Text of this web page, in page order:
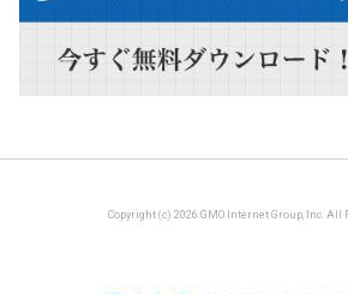
Copyright (c) 2026 GMO Internet Group, Inc. All